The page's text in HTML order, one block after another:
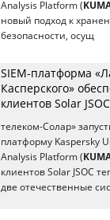
Analysis Platform (
новый подход к
безопасности, осущ
SIEM-платформа
Касперского»
клиентов Solar JSOC
телеком-Солар»
платформу Kaspersky
Analysis Platform (
клиентов Solar JSOC
две отечественные